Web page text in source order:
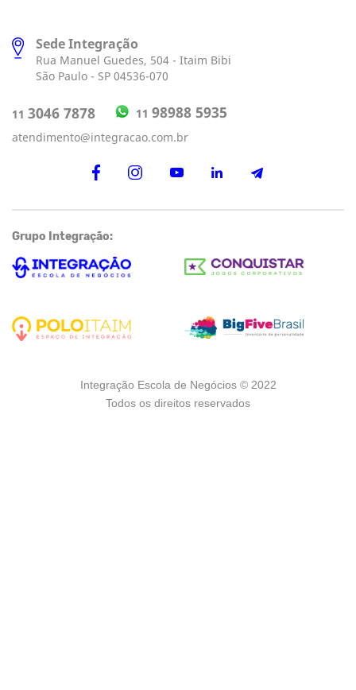
Sede Integração
Rua Manuel Guedes, 504 - Itaim Bibi
São Paulo - SP 04536-070
11 3046 7878 11 98988 5935
atendimento@integracao.com.br
Grupo Integração:
Integração Escola de Negócios © 2022
Todos os direitos reservados